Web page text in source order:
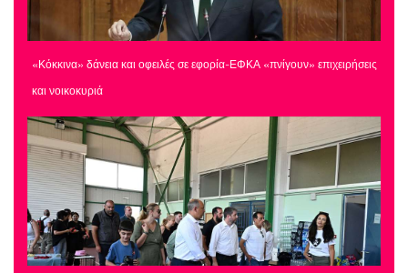
«Κόκκινα» δάνεια και οφειλές σε εφορία-ΕΦΚΑ «πνίγουν» επιχειρήσεις
και νοικοκυριά